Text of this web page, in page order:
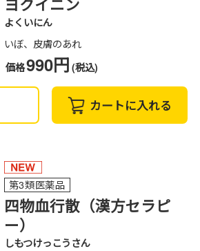
ヨクイニン
よくいにん
いぼ、皮膚のあれ
価格990円 (税込)
カートに入れる
第3類医薬品
四物血行散（漢方セラピ
ー）
しもつけっこうさん